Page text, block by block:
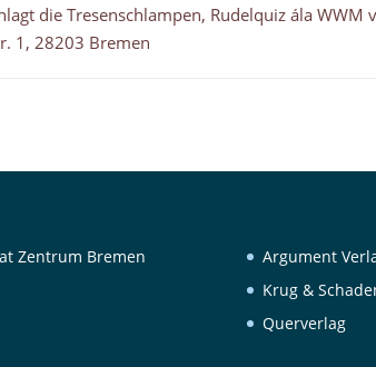
die Tresenschlampen, Rudelquiz ála WWM
1, 28203 Bremen
Zentrum Bremen
Argument
Krug &
Querverlag